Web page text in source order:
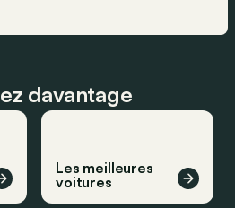
davantage
Les meilleures
voitures